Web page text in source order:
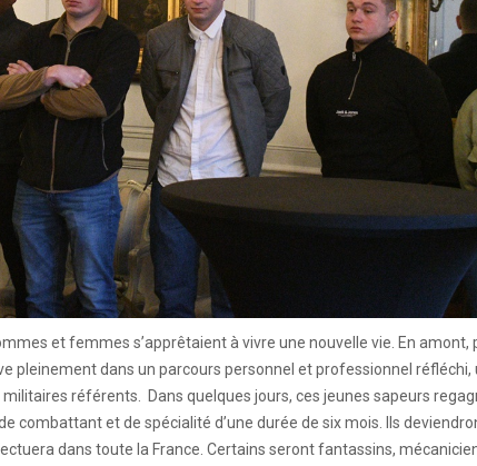
et femmes s’apprêtaient à vivre une nouvelle vie. En amont,
pleinement dans un parcours personnel et professionnel réfléchi,
référents. Dans quelques jours, ces jeunes sapeurs
combattant et de spécialité d’une durée de six mois. Ils
dans toute la France. Certains seront fantassins,